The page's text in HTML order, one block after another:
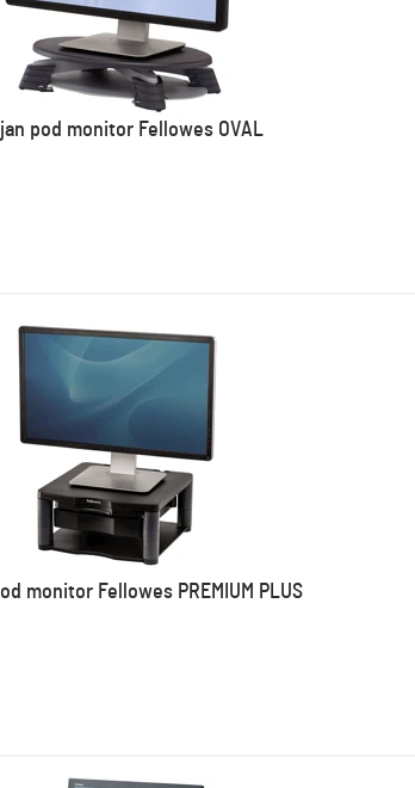
pod monitor Fellowes OVAL
monitor Fellowes PREMIUM PLUS